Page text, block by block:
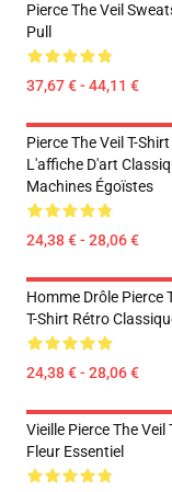
Pierce The Veil
Pull
37,67 € - 44,11 €
Pierce The Veil T-Shirt
L'affiche D'art
Machines Égoïstes
24,38 € - 28,06 €
Homme Drôle Pierce
T-Shirt Rétro
24,38 € - 28,06 €
Vieille Pierce The Veil
Fleur Essentiel